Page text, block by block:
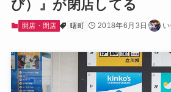
び）』が閉店してる
開店・閉店 曙町 2018年6月3日